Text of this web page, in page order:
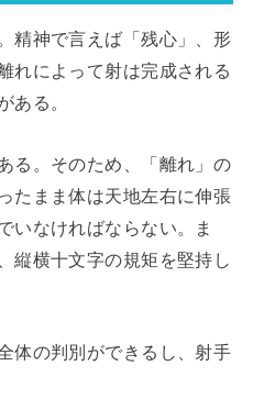
精神で言えば「残心」、形
れによって射は完成される
ある。
る。そのため、「離れ」の
たまま体は天地左右に伸張
いなければならない。ま
縦横十文字の規矩を堅持し
体の判別ができるし、射手